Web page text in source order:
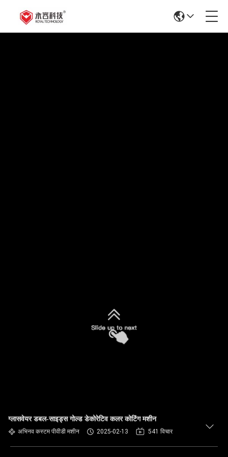
ग्लासवेयर डबल-साइड्स गोल्ड डेकोरेटिव कलर कोटिंग मशीन
अभिनव कस्टम पीवीडी मशीन 2025-02-13 541 विचार